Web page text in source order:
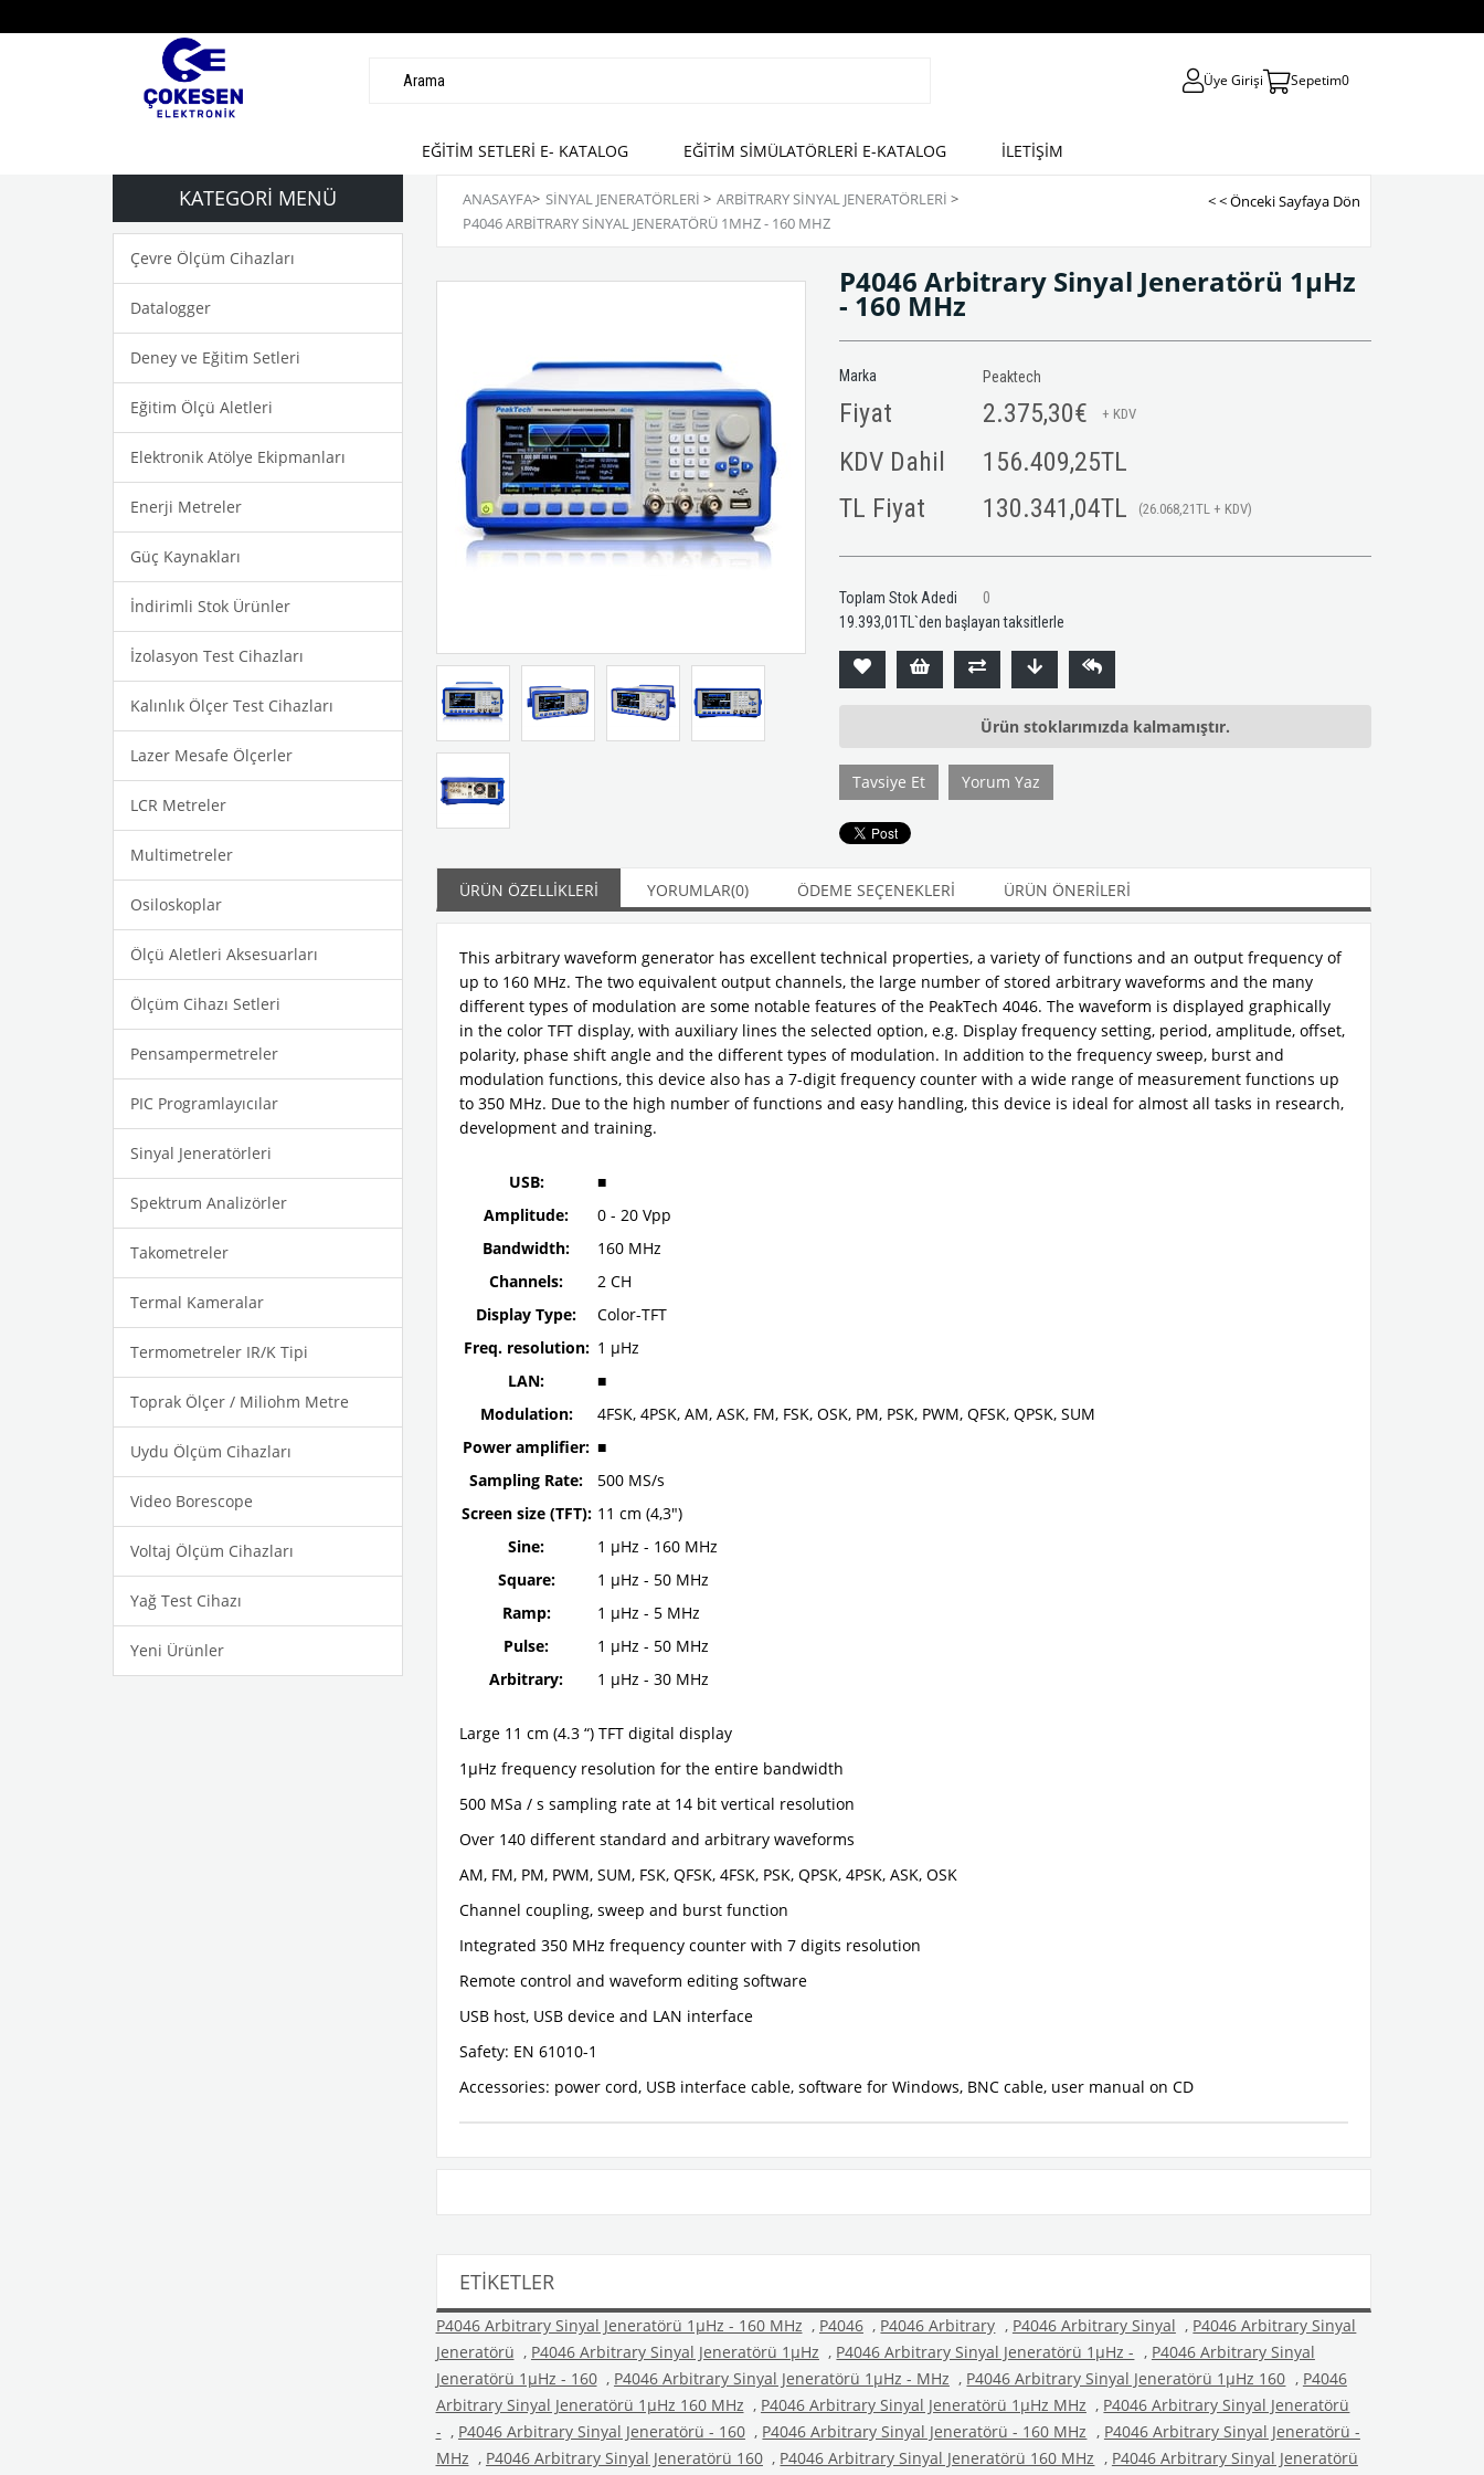
Üye Girişi Sepetim0
EĞİTİM SETLERİ E- KATALOG EĞİTİM SİMÜLATÖRLERİ E-KATALOG İLETİŞİM
KATEGORI MENÜ
Çevre Ölçüm Cihazları
Datalogger
Deney ve Eğitim Setleri
Eğitim Ölçü Aletleri
Elektronik Atölye Ekipmanları
Enerji Metreler
Güç Kaynakları
İndirimli Stok Ürünler
İzolasyon Test Cihazları
Kalınlık Ölçer Test Cihazları
Lazer Mesafe Ölçerler
LCR Metreler
Multimetreler
Osiloskoplar
Ölçü Aletleri Aksesuarları
Ölçüm Cihazı Setleri
Pensampermetreler
PIC Programlayıcılar
Sinyal Jeneratörleri
Spektrum Analizörler
Takometreler
Termal Kameralar
Termometreler IR/K Tipi
Toprak Ölçer / Miliohm Metre
Uydu Ölçüm Cihazları
Video Borescope
Voltaj Ölçüm Cihazları
Yağ Test Cihazı
Yeni Ürünler
ANASAYFA> SINYAL JENERATÖRLERI > ARBITRARY SINYAL JENERATÖRLERI >
P4046 ARBITRARY SINYAL JENERATÖRÜ 1ΜHZ - 160 MHZ
< < Önceki Sayfaya Dön
P4046 Arbitrary Sinyal Jeneratörü 1µHz
- 160 MHz
Marka Peaktech
Fiyat 2.375,30€ + KDV
KDV Dahil
156.409,25TL
TL Fiyat
130.341,04TL (26.068,21TL + KDV)
Toplam Stok Adedi
0
19.393,01TL`den başlayan taksitlerle
Ürün stoklarımızda kalmamıştır.
Tavsiye Et Yorum Yaz
ÜRÜN ÖZELLIKLERI YORUMLAR(0) ÖDEME SEÇENEKLERI ÜRÜN ÖNERILERI
This arbitrary waveform generator has excellent technical properties, a variety of functions and an output frequency of
up to 160 MHz. The two equivalent output channels, the large number of stored arbitrary waveforms and the many
different types of modulation are some notable features of the PeakTech 4046. The waveform is displayed graphically
in the color TFT display, with auxiliary lines the selected option, e.g. Display frequency setting, period, amplitude, offset,
polarity, phase shift angle and the different types of modulation. In addition to the frequency sweep, burst and
modulation functions, this device also has a 7-digit frequency counter with a wide range of measurement functions up
to 350 MHz. Due to the high number of functions and easy handling, this device is ideal for almost all tasks in research,
development and training.
USB:
■
Amplitude:
0 - 20 Vpp
Bandwidth:
160 MHz
Channels:
2 CH
Display Type:
Color-TFT
Freq. resolution: 1 µHz
LAN:
■
Modulation:
4FSK, 4PSK, AM, ASK, FM, FSK, OSK, PM, PSK, PWM, QFSK, QPSK, SUM
Power amplifier: ■
Sampling Rate:
500 MS/s
Screen size (TFT): 11 cm (4,3")
Sine:
1 µHz - 160 MHz
Square:
1 µHz - 50 MHz
Ramp:
1 µHz - 5 MHz
Pulse:
1 µHz - 50 MHz
Arbitrary:
1 µHz - 30 MHz
Large 11 cm (4.3 “) TFT digital display
1μHz frequency resolution for the entire bandwidth
500 MSa / s sampling rate at 14 bit vertical resolution
Over 140 different standard and arbitrary waveforms
AM, FM, PM, PWM, SUM, FSK, QFSK, 4FSK, PSK, QPSK, 4PSK, ASK, OSK
Channel coupling, sweep and burst function
Integrated 350 MHz frequency counter with 7 digits resolution
Remote control and waveform editing software
USB host, USB device and LAN interface
Safety: EN 61010-1
Accessories: power cord, USB interface cable, software for Windows, BNC cable, user manual on CD
ETIKETLER
P4046 Arbitrary Sinyal Jeneratörü 1µHz - 160 MHz , P4046 , P4046 Arbitrary , P4046 Arbitrary Sinyal , P4046 Arbitrary Sinyal
Jeneratörü , P4046 Arbitrary Sinyal Jeneratörü 1µHz , P4046 Arbitrary Sinyal Jeneratörü 1µHz - , P4046 Arbitrary Sinyal
Jeneratörü 1µHz - 160 , P4046 Arbitrary Sinyal Jeneratörü 1µHz - MHz , P4046 Arbitrary Sinyal Jeneratörü 1µHz 160 , P4046
Arbitrary Sinyal Jeneratörü 1µHz 160 MHz , P4046 Arbitrary Sinyal Jeneratörü 1µHz MHz , P4046 Arbitrary Sinyal Jeneratörü
- , P4046 Arbitrary Sinyal Jeneratörü - 160 , P4046 Arbitrary Sinyal Jeneratörü - 160 MHz , P4046 Arbitrary Sinyal Jeneratörü -
MHz , P4046 Arbitrary Sinyal Jeneratörü 160 , P4046 Arbitrary Sinyal Jeneratörü 160 MHz , P4046 Arbitrary Sinyal Jeneratörü